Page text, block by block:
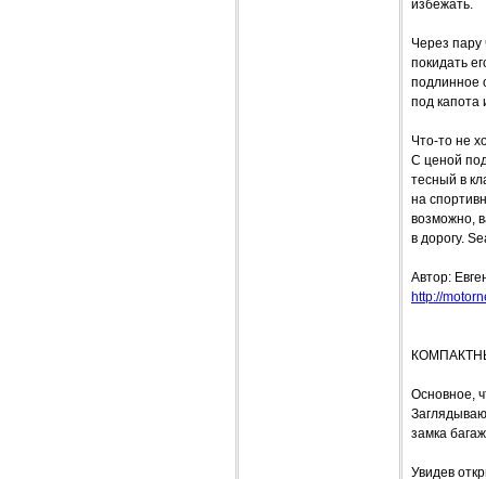
избежать.
Через пару
покидать
подлинное
под капота
Что-то не
С ценой
тесный в
на
возможно,
в дорогу.
Автор:
http://
Основное,
замка
Увидев